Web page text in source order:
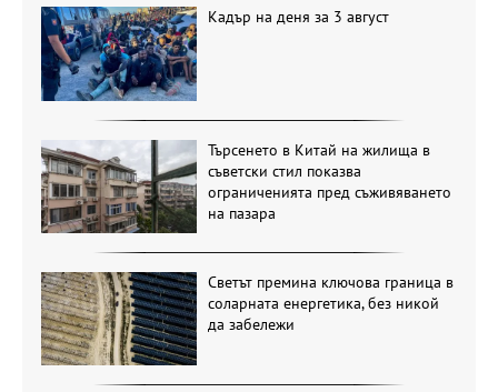
Кадър на деня за 3 август
Търсенето в Китай на жилища в
съветски стил показва
ограниченията пред съживяването
на пазара
Светът премина ключова граница в
соларната енергетика, без никой
да забележи